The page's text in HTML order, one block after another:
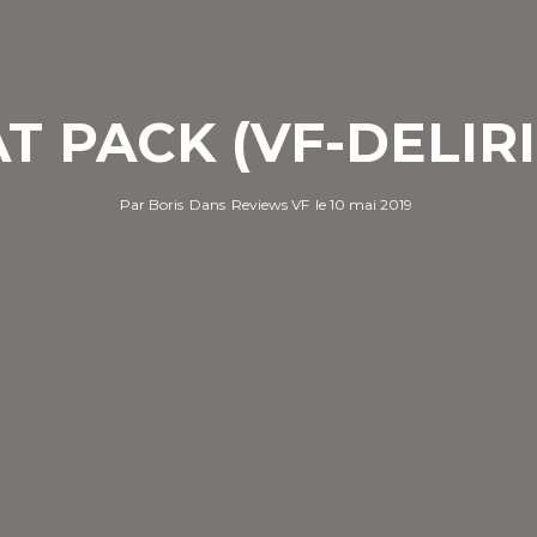
PACK (VF-
Par Boris Dans Reviews VF le 10 mai 2019